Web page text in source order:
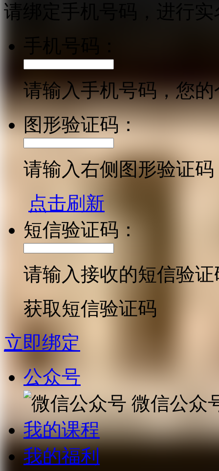
请绑定手机号码，进行
手机号码：
请输入手机号码，您
图形验证码：
请输入右侧图形验证码
点击刷新
短信验证码：
请输入接收的短信验证
获取短信验证码
立即绑定
公众号
微信公众
我的课程
我的福利